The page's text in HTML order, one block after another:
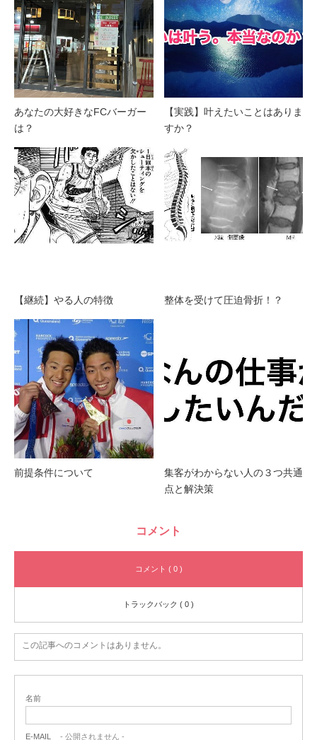
あなたの大好きなFCバーガー
は？
【実践】叶えたいことはありま
すか？
【継続】やる人の特徴 整体を受けて圧迫骨折！？
前提条件について
集客がわからない人の３つ共通
点と解決策
コメント
コメント ( 0 )
トラックバック ( 0 )
この記事へのコメントはありません。
名前
E-MAIL - 公開されません -